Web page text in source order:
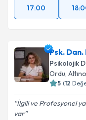
17:00
Psk.
Psikolojik
Ordu,
5 (12
İlgili ve Profesyonel
var